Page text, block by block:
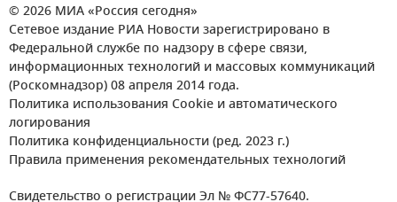
© 2026 МИА «Россия сегодня»
Сетевое издание РИА Новости зарегистрировано в
Федеральной службе по надзору в сфере связи,
информационных технологий и массовых коммуникаций
(Роскомнадзор) 08 апреля 2014 года.
Политика использования Cookie и автоматического
логирования
Политика конфиденциальности (ред. 2023 г.)
Правила применения рекомендательных технологий
Свидетельство о регистрации Эл № ФС77-57640.